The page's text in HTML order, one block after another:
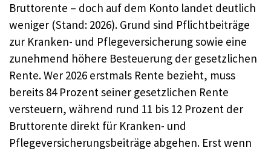
Bruttorente – doch auf dem Konto landet deutlich
weniger (Stand: 2026). Grund sind Pflichtbeiträge
zur Kranken- und Pflegeversicherung sowie eine
zunehmend höhere Besteuerung der gesetzlichen
Rente. Wer 2026 erstmals Rente bezieht, muss
bereits 84 Prozent seiner gesetzlichen Rente
versteuern, während rund 11 bis 12 Prozent der
Bruttorente direkt für Kranken- und
Pflegeversicherungsbeiträge abgehen. Erst wenn